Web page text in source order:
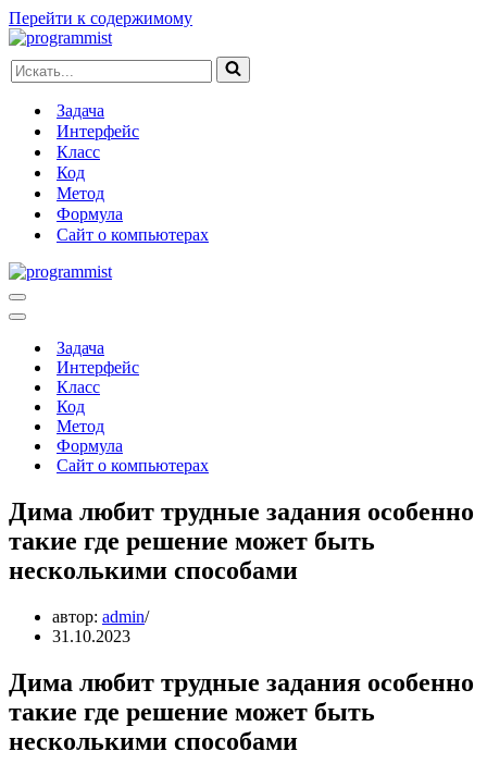
Перейти к содержимому
Искать...
Задача
Интерфейс
Класс
Код
Метод
Формула
Сайт о компьютерах
Меню
навигации
Меню
навигацииЗадача
Интерфейс
Класс
Код
Метод
Формула
Сайт о компьютерах
Дима любит трудные задания особенно
такие где решение может быть
несколькими способами
автор: admin
31.10.2023
Дима любит трудные задания особенно
такие где решение может быть
несколькими способами